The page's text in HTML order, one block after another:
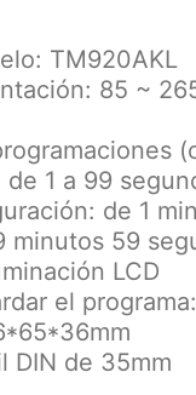
TM920AKL
85 ~
1 a 99
de 1
minutos 59
LCD
el
DIN de 35mm